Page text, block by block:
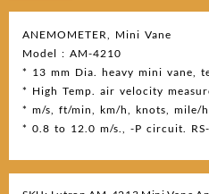
ANEMOMETER, Mini Vane
Model : AM-4210
* 13 mm Dia. heavy mini vane,
* High Temp. air velocity
* m/s, ft/min, km/h, knots, mile/
* 0.8 to 12.0 m/s., -P circuit.